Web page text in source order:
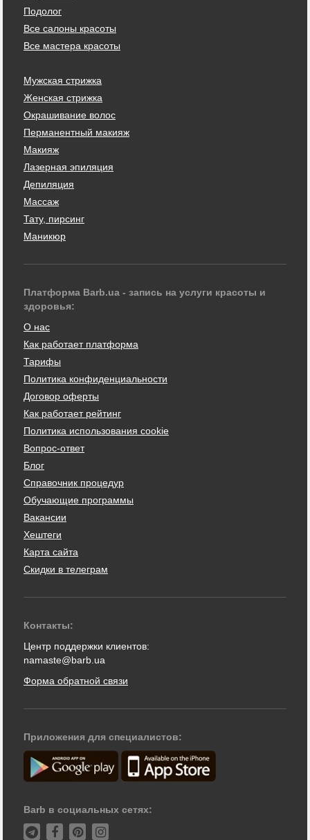
Подолог
Все салоны красоты
Все мастера красоты
Мужская стрижка
Женская стрижка
Окрашивание волос
Перманентный макияж
Макияж
Лазерная эпиляция
Депиляция
Массаж
Тату, пирсинг
Маникюр
Платформа Barb.ua - запись на услуги красоты и
здоровья:
О нас
Как работает платформа
Тарифы
Политика конфиденциальности
Договор оферты
Как работает рейтинг
Политика использования cookie
Вопрос-ответ
Блог
Справочник процедур
Обучающие программы
Вакансии
Хештеги
Карта сайта
Скидки в телеграм
Контакты:
Центр поддержки клиентов:
namaste@barb.ua
Форма обратной связи
Приложения для специалистов:
Barb в социальных сетях: